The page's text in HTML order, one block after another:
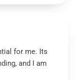
for me. Its
and I am